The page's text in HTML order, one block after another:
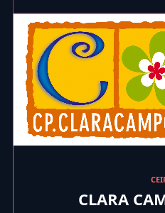
CLARA